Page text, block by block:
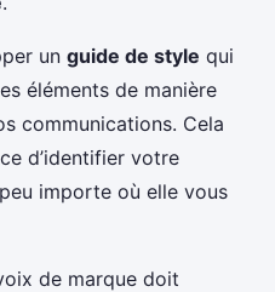
un guide de style qui
éléments de manière
communications. Cela
d’identifier votre
importe où elle vous
de marque doit